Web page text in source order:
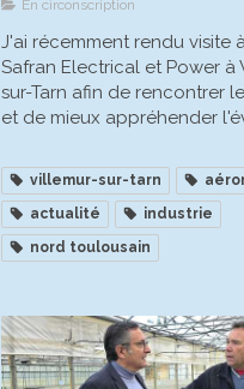
En circonscription
J'ai récemment rendu visite
Safran Electrical et Power à
sur-Tarn afin de rencontrer
et de mieux appréhender
villemur-sur-tarn
actualité
industrie
nord toulousain